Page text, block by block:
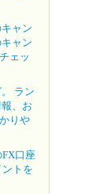
ャン
ャン
ェッ
ラン
、お
りや
口座
トを